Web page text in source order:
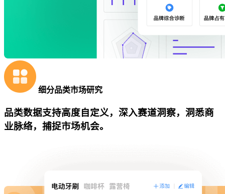
细分品类市场研究
品类数据支持高度自定义，深入赛道洞察，洞悉商
业脉络，捕捉市场机会。